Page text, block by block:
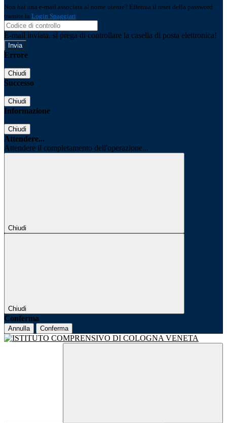
Non hai una e-mail associata al nome utente? Effettua il reset della password
tramite la Login Spaggiari
E-mail inviata, si prega di controllare la casella di posta elettronica!
Errore
Chiudi
Successo
Chiudi
Informazione
Chiudi
Attendere...
Attendere il completamento dell'operazione...
Chiudi
Chiudi
Conferma
Annulla Conferma